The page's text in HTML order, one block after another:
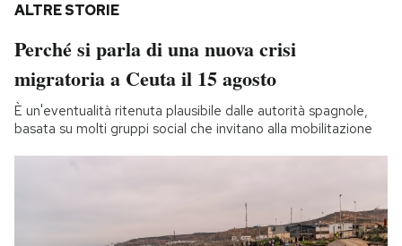
ALTRE STORIE
Perché si parla di una nuova crisi
migratoria a Ceuta il 15 agosto
È un'eventualità ritenuta plausibile dalle autorità spagnole,
basata su molti gruppi social che invitano alla mobilitazione